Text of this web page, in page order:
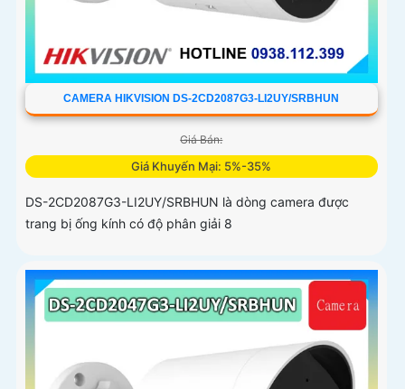
CAMERA HIKVISION DS-2CD2087G3-LI2UY/SRBHUN
Giá Bán:
Giá Khuyến Mại: 5%-35%
DS-2CD2087G3-LI2UY/SRBHUN là dòng camera được
trang bị ống kính có độ phân giải 8